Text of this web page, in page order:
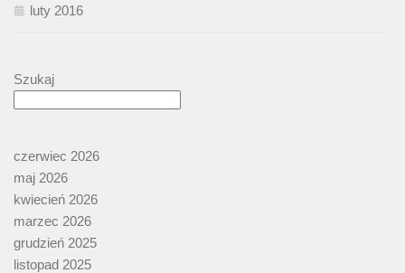
luty 2016
Szukaj
czerwiec 2026
maj 2026
kwiecień 2026
marzec 2026
grudzień 2025
listopad 2025